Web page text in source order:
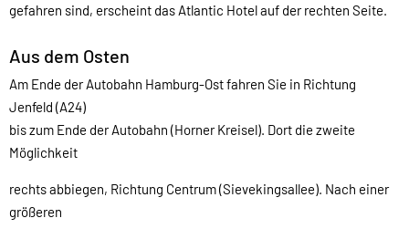
gefahren sind, erscheint das Atlantic Hotel auf der rechten Seite.
Aus dem Osten
Am Ende der Autobahn Hamburg-Ost fahren Sie in Richtung
Jenfeld (A24)
bis zum Ende der Autobahn (Horner Kreisel). Dort die zweite
Möglichkeit
rechts abbiegen, Richtung Centrum (Sievekingsallee). Nach einer
größeren